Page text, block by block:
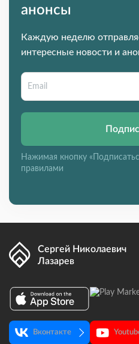
анонсы
Каждую неделю
интересные новости и
Нажимая кнопку
правилами
Сергей Николаевич
Лазарев
Вконтакте